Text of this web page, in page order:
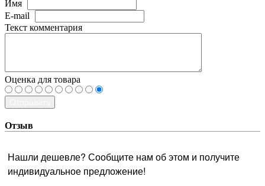
Имя
E-mail
Текст комментария
Оценка для товара
Отзыв
Нашли дешевле? Сообщите нам об этом и получите
индивидуальное предложение!